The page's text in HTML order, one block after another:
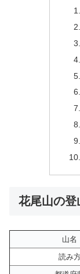
花尾山の登
山名
読み